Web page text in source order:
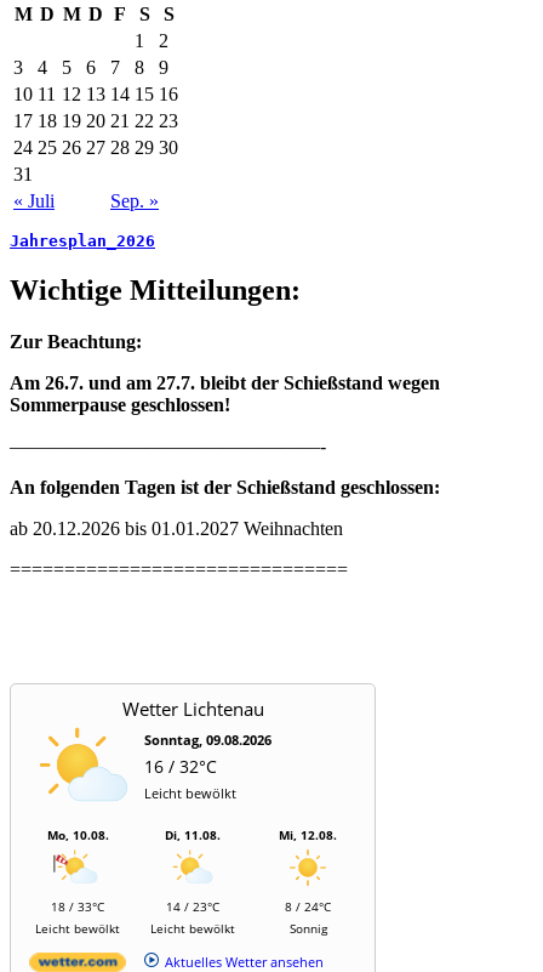
M D M D F S
S
1
2
3
4 5 6 7 8
9
10 11 12 13 14 15 16
17 18 19 20 21 22 23
24 25 26 27 28 29 30
31
« Juli
Sep. »
Jahresplan_2026
Wichtige Mitteilungen:
Zur Beachtung:
Am 26.7. und am 27.7. bleibt der Schießstand wegen
Sommerpause geschlossen!
————————————————-
An folgenden Tagen ist der Schießstand geschlossen:
ab 20.12.2026 bis 01.01.2027 Weihnachten
===============================
Wetter Lichtenau
Sonntag, 09.08.2026
16 / 32°C
Leicht bewölkt
Mo, 10.08.
18 / 33°C
Leicht bewölkt
Di, 11.08.
14 / 23°C
Leicht bewölkt
Mi, 12.08.
8 / 24°C
Sonnig
Aktuelles Wetter ansehen